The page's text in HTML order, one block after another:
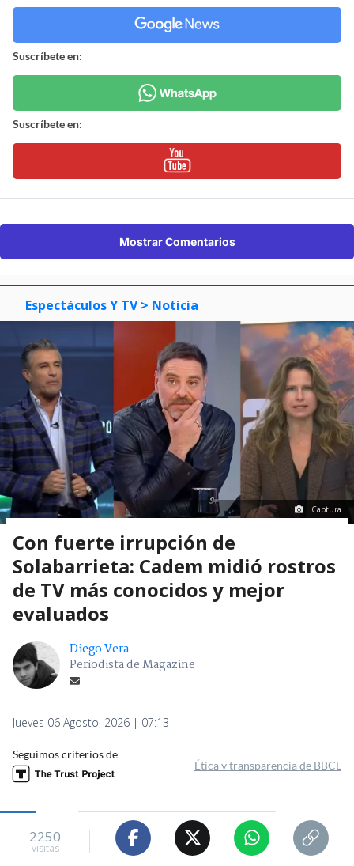
Suscríbete en:
Suscríbete en:
Mostrar Comentarios
Espectáculos Y TV > Noticia
Captura
Con fuerte irrupción de
Solabarrieta: Cadem midió rostros
de TV más conocidos y mejor
evaluados
Diego Vera
Periodista de Magazine
Jueves 06 Agosto, 2026 | 07:13
Seguimos criterios de
Ética y transparencia de BBCL
2250
visitas